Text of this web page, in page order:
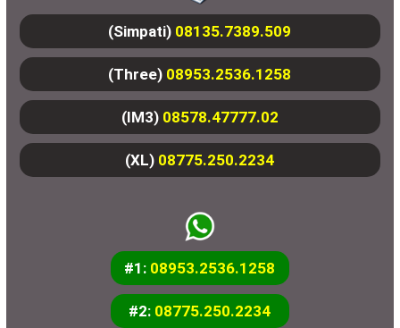
(Simpati) 08135.7389.509
(Three) 08953.2536.1258
(IM3) 08578.47777.02
(XL) 08775.250.2234
#1: 08953.2536.1258
#2: 08775.250.2234